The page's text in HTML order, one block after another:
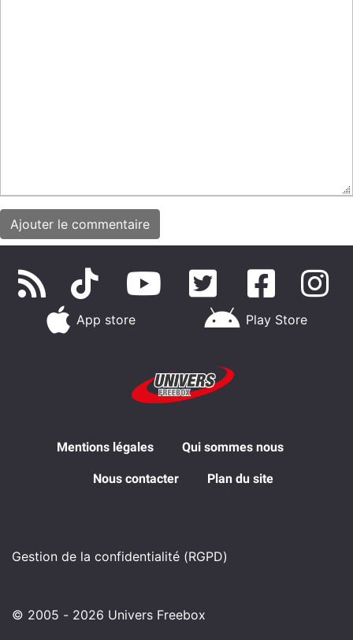
App store Play Store
Mentions légales Qui sommes nous
Nous contacter Plan du site
Gestion de la confidentialité (RGPD)
© 2005 - 2026 Univers Freebox